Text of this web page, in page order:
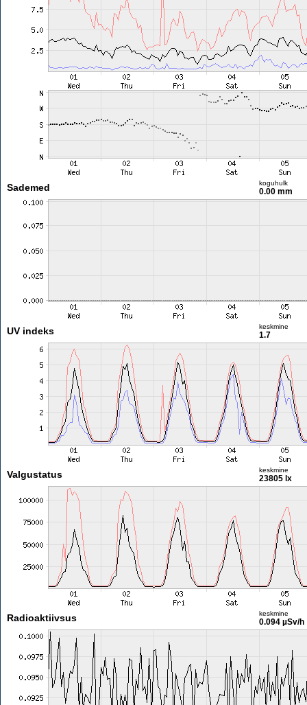
Sademed koguhulk
0.00 mm
UV indeks keskmine
1.7
Valgustatus keskmine
23805 lx
Radioaktiivsus keskmine
0.094 µSv/h